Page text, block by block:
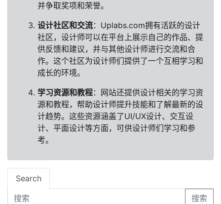
并争取奖项和荣誉。
设计社区和交流：Uplabs.com拥有活跃的设计
社区，设计师可以在平台上展示自己的作品、提
供反馈和建议，并与其他设计师进行交流和合
作。这个社区为设计师们提供了一个互相学习和
成长的环境。
学习资源和教程：网站还提供设计相关的学习资
源和教程，帮助设计师提升技能和了解最新的设
计趋势。这些资源涵盖了UI/UX设计、交互设
计、平面设计等方面，可供设计师们学习和参
考。
Search
搜索